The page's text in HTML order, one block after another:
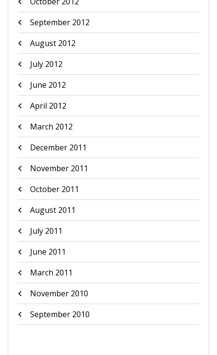
September 2012
August 2012
July 2012
June 2012
April 2012
March 2012
December 2011
November 2011
October 2011
August 2011
July 2011
June 2011
March 2011
November 2010
September 2010